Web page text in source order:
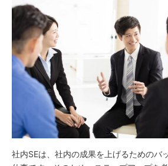
社内SEは、社内の成果を上げるためのバ